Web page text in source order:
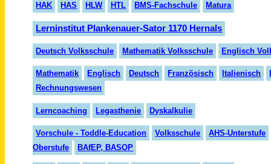
HAK HAS HLW HTL BMS-Fachschule Matura
Lerninstitut Plankenauer-Sator 1170 Hernals
Deutsch Volksschule Mathematik Volksschule Englisch
Mathematik Englisch Deutsch Französisch Italienisch
Rechnungswesen
Lerncoaching Legasthenie Dyskalkulie
Vorschule - Toddle-Education Volksschule
AHS-Unterstufe
Oberstufe
BAfEP, BASOP